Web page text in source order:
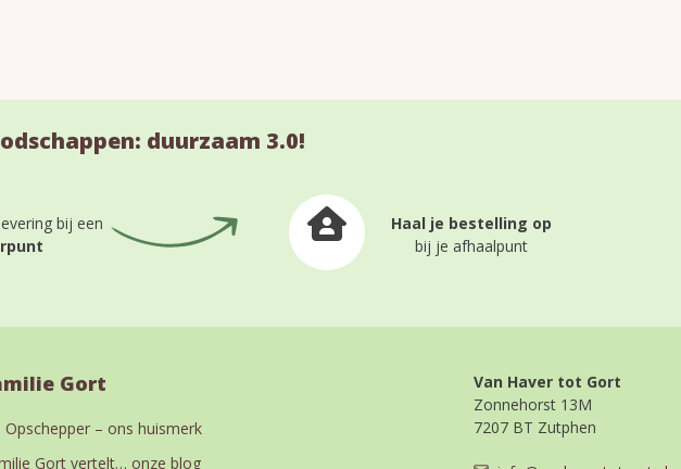
duurzaam 3.0!
bij een
Haal je bestelling op
bij je afhaalpunt
Gort
Opschepper – ons huismerk
Gort vertelt… onze blog
Van Haver tot Gort
Zonnehorst 13M
7207 BT Zutphen